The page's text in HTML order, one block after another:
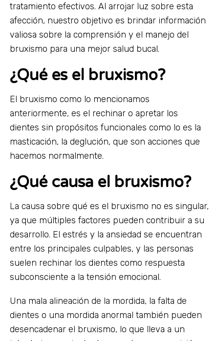
tratamiento efectivos. Al arrojar luz sobre esta
afección, nuestro objetivo es brindar información
valiosa sobre la comprensión y el manejo del
bruxismo para una mejor salud bucal.
¿Qué es el bruxismo?
El bruxismo como lo mencionamos
anteriormente, es el rechinar o apretar los
dientes sin propósitos funcionales como lo es la
masticación, la deglución, que son acciones que
hacemos normalmente.
¿Qué causa el bruxismo?
La causa sobre qué es el bruxismo no es singular,
ya que múltiples factores pueden contribuir a su
desarrollo. El estrés y la ansiedad se encuentran
entre los principales culpables, y las personas
suelen rechinar los dientes como respuesta
subconsciente a la tensión emocional.
Una mala alineación de la mordida, la falta de
dientes o una mordida anormal también pueden
desencadenar el bruxismo, lo que lleva a un